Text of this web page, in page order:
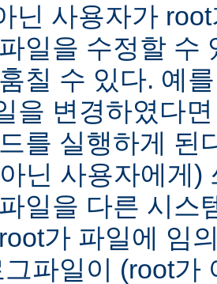
닌 사용자가
일을 수정할 수
칠 수 있다. 예
을 변경하였다
를 실행하게 된
닌 사용자에게)
일을 다른 시스
가 파일에 임
파일이 (root가